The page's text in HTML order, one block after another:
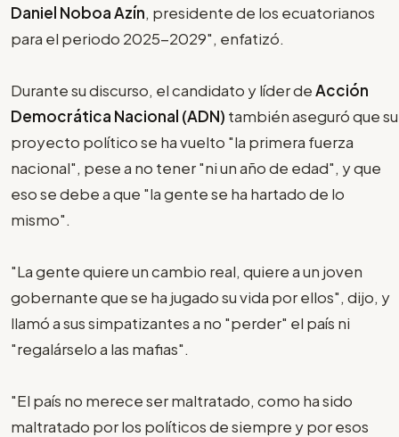
Daniel Noboa Azín, presidente de los ecuatorianos
para el periodo 2025-2029", enfatizó.
Durante su discurso, el candidato y líder deAcción
Democrática Nacional (ADN) también aseguró que su
proyecto político se ha vuelto "la primera fuerza
nacional", pese a no tener "ni un año de edad", y que
eso se debe a que "la gente se ha hartado de lo
mismo".
"La gente quiere un cambio real, quiere a un joven
gobernante que se ha jugado su vida por ellos", dijo, y
llamó a sus simpatizantes a no "perder" el país ni
"regalárselo a las mafias".
"El país no merece ser maltratado, como ha sido
maltratado por los políticos de siempre y por esos